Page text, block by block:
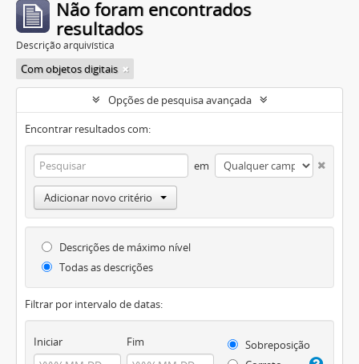
Não foram encontrados
resultados
Descrição arquivística
Com objetos digitais
Opções de pesquisa avançada
Encontrar resultados com:
em
Adicionar novo critério
Descrições de máximo nível
Todas as descrições
Filtrar por intervalo de datas:
Iniciar Fim
Sobreposição